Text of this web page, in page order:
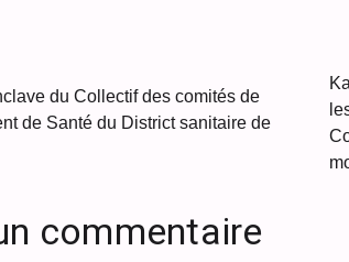
du Collectif des comités de
de Santé du District sanitaire de
commentaire